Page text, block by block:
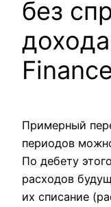
без
Примерный
периодов
По дебету
расходов
их списание